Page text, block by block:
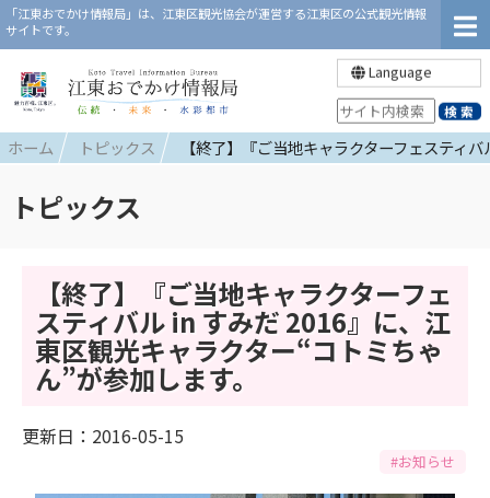
「江東おでかけ情報局」は、江東区観光協会が運営する江東区の公式観光情報
サイトです。
Language
ホーム トピックス 【終了】『ご当地キャラクターフェスティ
トピックス
【終了】『ご当地キャラクターフェ
スティバル in すみだ 2016』に、江
東区観光キャラクター“コトミちゃ
ん”が参加します。
更新日：2016-05-15
#お知らせ